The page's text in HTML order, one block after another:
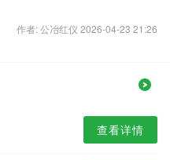
作者: 公冶红仪 2026-04-23 21:26
查看详情